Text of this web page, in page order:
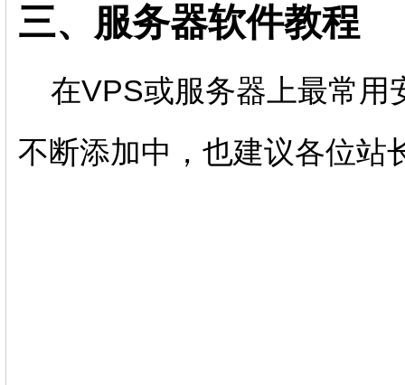
三、服务器软件教程
在VPS或服务器上最常用
不断添加中，也建议各位站